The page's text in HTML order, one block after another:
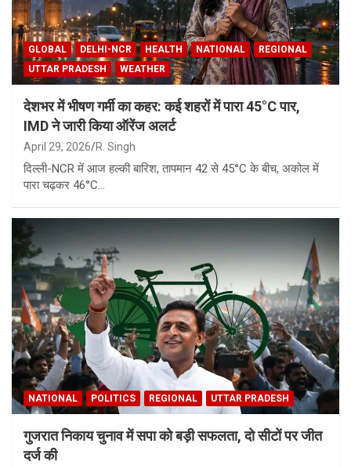
GLOBAL DELHI-NCR HEALTH NATIONAL
REGIONAL
UTTAR PRADESH
WEATHER
देशभर में भीषण गर्मी का कहर: कई शहरों में पारा 45°C पार,
IMD ने जारी किया ऑरेंज अलर्ट
April 29, 2026 R. Singh
दिल्ली-NCR में आज हल्की बारिश, तापमान 42 से 45°C के बीच, अकोल में
पारा चढ़कर 46°C…
NATIONAL POLITICS REGIONAL UTTAR PRADESH
गुजरात निकाय चुनाव में सपा को बड़ी सफलता, दो सीटों पर जीत
दर्ज की